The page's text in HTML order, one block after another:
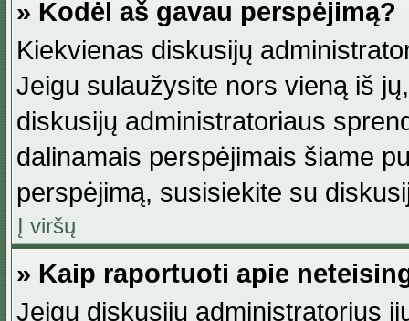
» Kodėl aš gavau perspėjimą?
Kiekvienas diskusijų
Jeigu sulaužysite nors vieną iš
diskusijų administratoriaus
dalinamais perspėjimais šiame
perspėjimą, susisiekite su
Į viršų
» Kaip raportuoti apie
Jeigu diskusijų administratorius